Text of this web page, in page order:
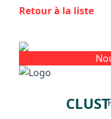
Retour à la liste